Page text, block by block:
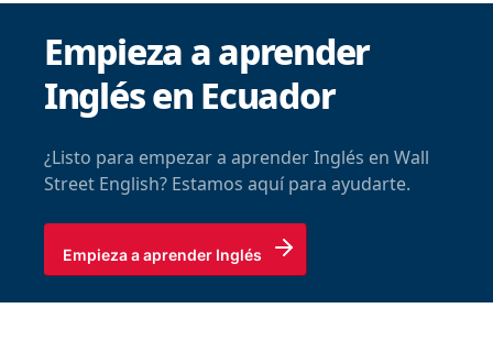
Empieza a aprender
Inglés en Ecuador
¿Listo para empezar a aprender Inglés en Wall
Street English? Estamos aquí para ayudarte.
Empieza a aprender Inglés